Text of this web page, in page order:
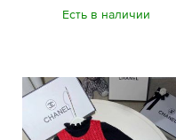
Есть в наличии